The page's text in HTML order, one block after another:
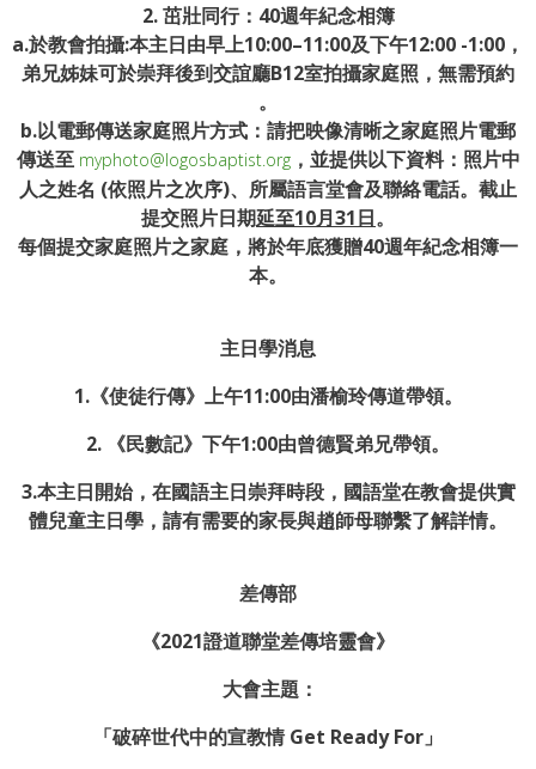
2. 茁壯同行：40週年紀念相簿
a.於教會拍攝:本主日由早上10:00–11:00及下午12:00 -1:00，
弟兄姊妹可於崇拜後到交誼廳B12室拍攝家庭照，無需預約
。
b.以電郵傳送家庭照片方式：請把映像清晰之家庭照片電郵
傳送至 myphoto@logosbaptist.org，並提供以下資料：照片中
人之姓名 (依照片之次序)、所屬語言堂會及聯絡電話。截止
提交照片日期延至10月31日。
每個提交家庭照片之家庭，將於年底獲贈40週年紀念相簿一
本。
主日學消息
1.《使徒行傳》上午11:00由潘榆玲傳道帶領。
2. 《民數記》下午1:00由曾德賢弟兄帶領。
3.本主日開始，在國語主日崇拜時段，國語堂在教會提供實
體兒童主日學，請有需要的家長與趙師母聯繫了解詳情。
差傳部
《2021證道聯堂差傳培靈會》
大會主題：
「破碎世代中的宣教情 Get Ready For」